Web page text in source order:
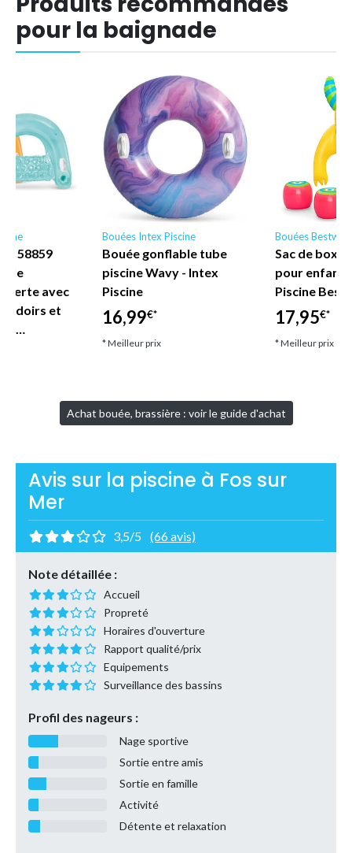
pour la baignade
- 58859
avec
et
Bouées Intex Piscine
Bouée gonflable tube
piscine Wavy - Intex
Piscine
16,99€*
* Meilleur prix
Bouées Bestway
Sac de boxe
pour
Piscine
17,95€*
* Meilleur prix
Achat bouée, brassière : voir le guide d'achat
Avis sur la piscine à Fos sur
Mer
3,5/5 (66 avis)
Note détaillée :
Accueil
Propreté
Horaires d'ouverture
Rapport qualité/prix
Equipements
Surveillance des bassins
Profil des nageurs :
Nage sportive
Sortie entre amis
Sortie en famille
Activité
Détente et relaxation